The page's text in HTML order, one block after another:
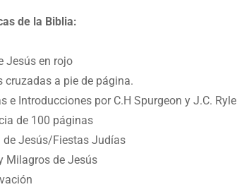
de la Biblia:
Jesús en rojo
cruzadas a pie de página.
e Introducciones por C.H Spurgeon y J.C. Ryle
de 100 páginas
de Jesús/Fiestas Judías
Milagros de Jesús